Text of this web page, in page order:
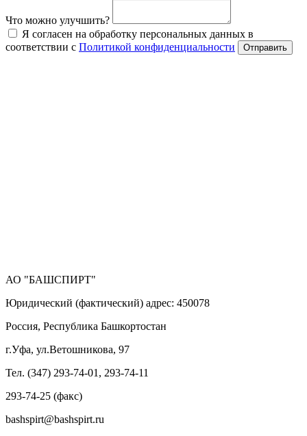
Что можно улучшить?
Я согласен на обработку персональных данных в
соответствии с Политикой конфиденциальности Отправить
АО "БАШСПИРТ"
Юридический (фактический) адрес: 450078
Россия, Республика Башкортостан
г.Уфа, ул.Ветошникова, 97
Тел. (347) 293-74-01, 293-74-11
293-74-25 (факс)
bashspirt@bashspirt.ru